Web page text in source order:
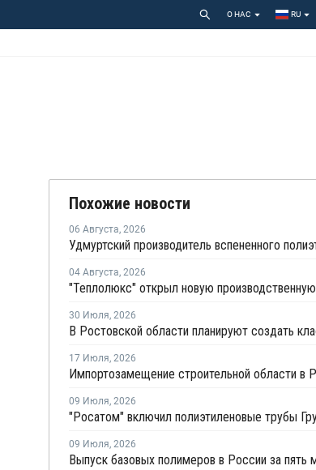
О НАС RU
Похожие новости
06 Августа, 2026
04 Августа, 2026
30 Июля, 2026
17 Июля, 2026
09 Июля, 2026
09 Июля, 2026